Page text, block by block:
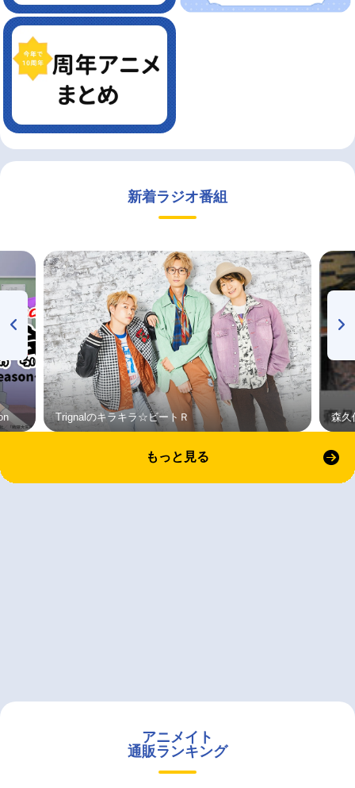
新着ラジオ番組
Trignalのキラキラ☆ビートＲ 森久
もっと見る
アニメイト
通販ランキング